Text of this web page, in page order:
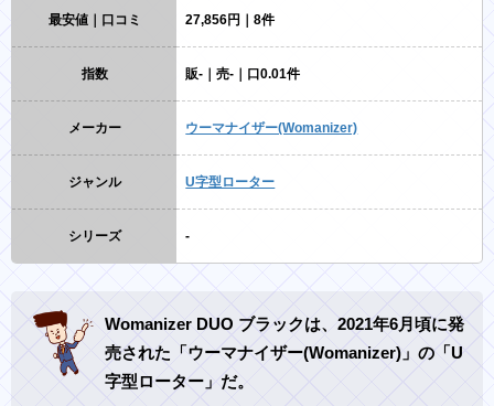
最安値｜口コミ 27,856円｜8件
指数 販-｜売-｜口0.01件
メーカー ウーマナイザー(Womanizer)
ジャンル U字型ローター
シリーズ -
Womanizer DUO ブラックは、2021年6月頃に発
売された「ウーマナイザー(Womanizer)」の「U
字型ローター」だ。